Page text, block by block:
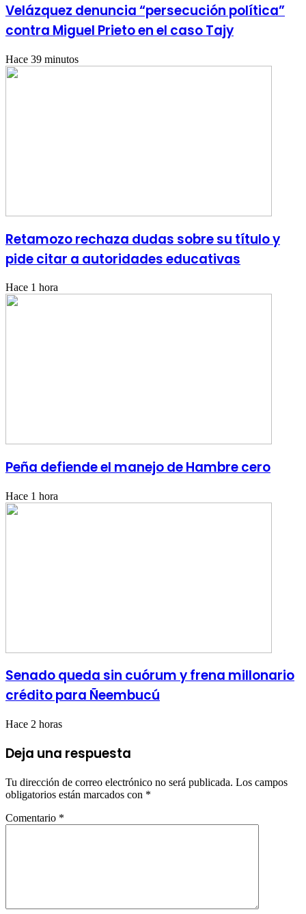
Velázquez denuncia “persecución política”
contra Miguel Prieto en el caso Tajy
Hace 39 minutos
Retamozo rechaza dudas sobre su título y
pide citar a autoridades educativas
Hace 1 hora
Peña defiende el manejo de Hambre cero
Hace 1 hora
Senado queda sin cuórum y frena millonario
crédito para Ñeembucú
Hace 2 horas
Deja una respuesta
Tu dirección de correo electrónico no será publicada. Los campos
obligatorios están marcados con *
Comentario *